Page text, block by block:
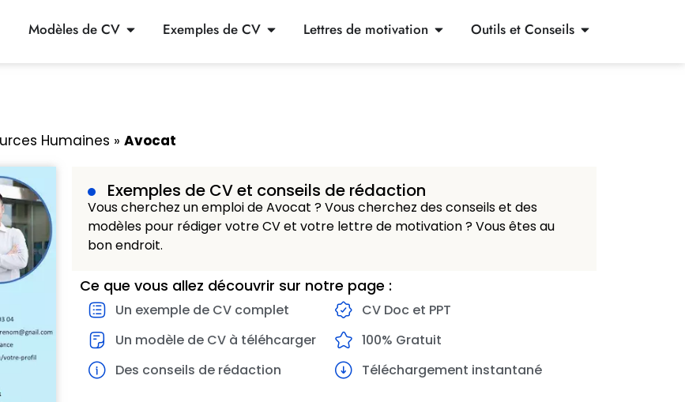
Modèles de CV Exemples de CV Lettres de motivation Outils et Conseils
Humaines » Avocat
Exemples de CV et conseils de rédaction
Vous cherchez un emploi de Avocat ? Vous cherchez des conseils et des
modèles pour rédiger votre CV et votre lettre de motivation ? Vous êtes au
bon endroit.
Ce que vous allez découvrir sur notre page :
Un exemple de CV complet
Un modèle de CV à téléhcarger
Des conseils de rédaction
CV Doc et PPT
100% Gratuit
Téléchargement instantané